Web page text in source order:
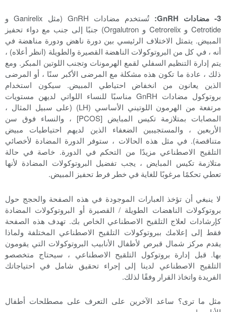
3- مضادات GnRH:
تُستخدم مضادات GnRH (مثل Ganirelix و
Cetrotide و Cetrorelix و Orgalutron) جنبًا إلى جنب مع دواء تحفيز
المبيض. يتمثل الاختلاف الرئيسي بين دورة ناهض ودورة مناهضة في
أنه ، في كل من البروتوكولات الناهضة القصيرة والطويلة (انظر أعلاه) ،
يتم إدارة التنظيم السفلي لقمع الهرمونات وتجنب اللوتين المبكر. ومع
ذلك ، عادة ما تكون هذه مشكلة مع المرضى الأكبر سنًا ، أو المرضى
الذين يعانون من انخفاض احتياطي المبيض. سيكون استخدام
بروتوكول مضادات GnRH مناسبًا للنساء اللواتي لديهن مستويات
مرتفعة من الهرمون اللوتيني الأساسي (LH) (على سبيل المثال ،
المصابات بمتلازمة تكيس المبايض [PCOS] ، والنساء فوق سن
الأربعين ، والمستجيبين الضعفاء الذين لديهم احتياطيات مبيض
متناقصة). في مثل هذه الحالات ، ستوفر الدورة المضادة لأخصائي
التلقيح الاصطناعي مزيدًا من التحكم في الدورة. خاصة في حالة
متلازمة تكيس المبايض ، يجب تفضيل البروتوكولات المضادة لأنها
تعطي تحكمًا مرغوبًا للغاية في خطر فرط تحفيز المبيض.
لا ينبغي أن تؤخذ العبارات الموجودة في هذه الصفحة والحجج حول
بروتوكولات الناهضات الطويلة / القصيرة أو البروتوكولات المضادة
كإرشادات لعلاج التلقيح الاصطناعي الخاص بك. تهدف هذه الصفحة
فقط إلى إعلامك ببروتوكولات التلقيح الاصطناعي المختلفة ولماذا
يقدم مركز شمال قبرص لأطفال الأنابيب البروتوكولات التي يقومون
بها. قبل إدارة بروتوكول التلقيح الاصطناعي ، سيحتاج متخصصو
التلقيح الاصطناعي لدينا إلى إجراء تحقيق شامل في احتياجاتك
الفريدة واتخاذ القرار وفقًا لذلك.
مثل ما ترى؟ ساعد الآخرين على التعرف على مصطلحات أطفال